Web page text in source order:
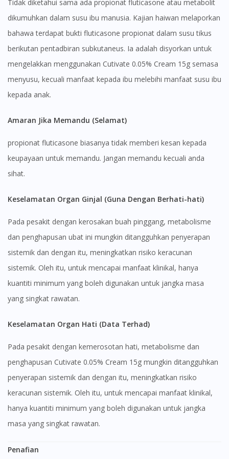
Visit DoctorOnCall Singapore
You are currently on DoctorOnCall.com.my, our Malaysian
DoctorOnCall Singapore ?
Continue to DoctorOnCall Singapore
No, please do not redirect me
Tidak diketahui sama ada propionat fluticasone atau metabolit
dikumuhkan dalam susu ibu manusia. Kajian haiwan melaporkan
bahawa terdapat bukti fluticasone propionat dalam susu tikus
berikutan pentadbiran subkutaneus. Ia adalah disyorkan untuk
mengelakkan menggunakan Cutivate 0.05% Cream 15g semasa
menyusu, kecuali manfaat kepada ibu melebihi manfaat susu ibu
kepada anak.
Amaran Jika Memandu (Selamat)
propionat fluticasone biasanya tidak memberi kesan kepada
keupayaan untuk memandu. Jangan memandu kecuali anda
sihat.
Keselamatan Organ Ginjal (Guna Dengan Berhati-hati)
Pada pesakit dengan kerosakan buah pinggang, metabolisme
dan penghapusan ubat ini mungkin ditangguhkan penyerapan
sistemik dan dengan itu, meningkatkan risiko keracunan
sistemik. Oleh itu, untuk mencapai manfaat klinikal, hanya
kuantiti minimum yang boleh digunakan untuk jangka masa
yang singkat rawatan.
Keselamatan Organ Hati (Data Terhad)
Pada pesakit dengan kemerosotan hati, metabolisme dan
penghapusan Cutivate 0.05% Cream 15g mungkin ditangguhkan
penyerapan sistemik dan dengan itu, meningkatkan risiko
keracunan sistemik. Oleh itu, untuk mencapai manfaat klinikal,
hanya kuantiti minimum yang boleh digunakan untuk jangka
masa yang singkat rawatan.
Penafian